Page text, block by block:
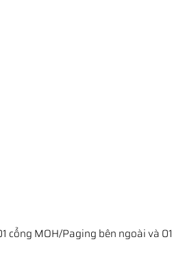
cổng MOH/Paging bên ngoài và 01